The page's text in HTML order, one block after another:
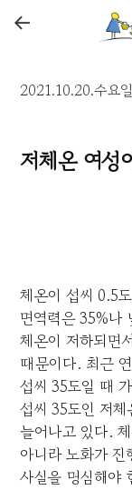
←
2021.10.20.수요일
저체온 여성
체온이 섭씨 0.5
면역력은 35%나
체온이 저하되면
때문이다. 최근
섭씨 35도일 때
섭씨 35도인 저
늘어나고 있다.
아니라 노화가
사실을 명심해야